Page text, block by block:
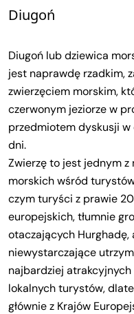
Diugoń
Diugoń lub dziewica
jest naprawdę rzadkim,
zwierzęciem morskim,
czerwonym jeziorze w
przedmiotem dyskusji
dni.
Zwierzę to jest jednym
morskich wśród
czym turyści z prawie
europejskich, tłumnie
otaczających Hurghadę,
niewystarczające
najbardziej
lokalnych turystów,
głównie z Krajów